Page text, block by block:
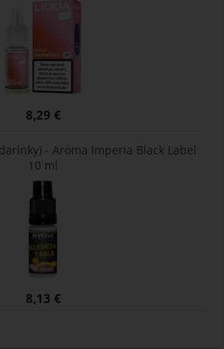
8,29 €
- Aróma Imperia Black Label
10 ml
8,13 €